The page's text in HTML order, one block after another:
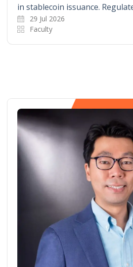
in stablecoin issuance.
29 Jul 2026
Faculty